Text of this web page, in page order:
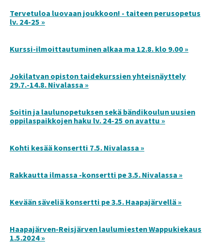
Tervetuloa luovaan joukkoon! - taiteen perusopetus
lv. 24-25 »
Kurssi-ilmoittautuminen alkaa ma 12.8. klo 9.00 »
Jokilatvan opiston taidekurssien yhteisnäyttely
29.7.-14.8. Nivalassa »
Soitin ja laulunopetuksen sekä bändikoulun uusien
oppilaspaikkojen haku lv. 24-25 on avattu »
Kohti kesää konsertti 7.5. Nivalassa »
Rakkautta ilmassa -konsertti pe 3.5. Nivalassa »
Kevään säveliä konsertti pe 3.5. Haapajärvellä »
Haapajärven-Reisjärven laulumiesten Wappukiekaus
1.5.2024 »